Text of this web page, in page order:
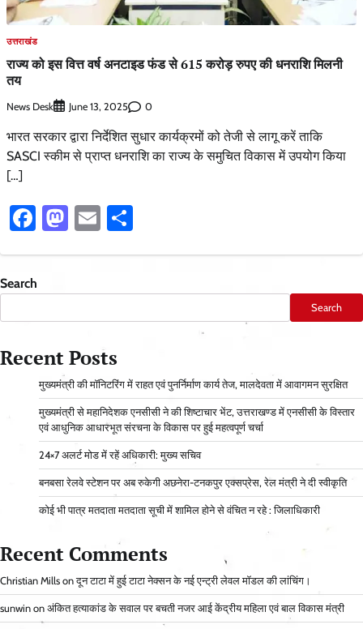
उत्तराखंड
राज्य को इस वित्त वर्ष अनटाइड फंड से 615 करोड़ रुपए की धनराशि मिलनी
तय
News Desk June 13, 2025 0
भारत सरकार द्वारा निर्देशित सुधार कार्यक्रमों को तेजी से लागू करें ताकि
SASCI स्कीम से प्राप्त धनराशि का राज्य के समुचित विकास में उपयोग किया
[…]
Facebook
Mastodon
Email
Search
Search
Recent Posts
मुख्यमंत्री की मॉनिटरिंग में राहत एवं पुनर्निर्माण कार्य तेज, मालदेवता में आवागमन सुरक्षित
मुख्यमंत्री से महानिदेशक एनसीसी ने की शिष्टाचार भेंट, उत्तराखण्ड में एनसीसी के विस्तार
एवं आधुनिक आधारभूत संरचना के विकास पर हुई महत्वपूर्ण चर्चा
24×7 अलर्ट मोड में रहें अधिकारी: मुख्य सचिव
बनबसा रेलवे स्टेशन पर अब रुकेगी अछनेरा-टनकपुर एक्सप्रेस, रेल मंत्री ने दी स्वीकृति
कोई भी पात्र मतदाता मतदाता सूची में शामिल होने से वंचित न रहे : जिलाधिकारी
Recent Comments
Christian Mills onदून टाटा में हुई टाटा नेक्सन के नई एन्ट्री लेवल मॉडल की लांचिंग।
sunwin on अंकित हत्याकांड के सवाल पर बचती नजर आई केंद्रीय महिला एवं बाल विकास मंत्री